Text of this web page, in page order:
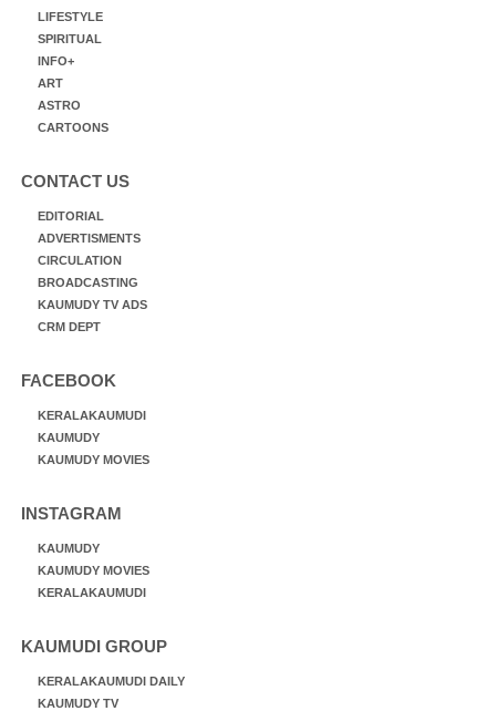
LIFESTYLE
SPIRITUAL
INFO+
ART
ASTRO
CARTOONS
CONTACT US
EDITORIAL
ADVERTISMENTS
CIRCULATION
BROADCASTING
KAUMUDY TV ADS
CRM DEPT
FACEBOOK
KERALAKAUMUDI
KAUMUDY
KAUMUDY MOVIES
INSTAGRAM
KAUMUDY
KAUMUDY MOVIES
KERALAKAUMUDI
KAUMUDI GROUP
KERALAKAUMUDI DAILY
KAUMUDY TV